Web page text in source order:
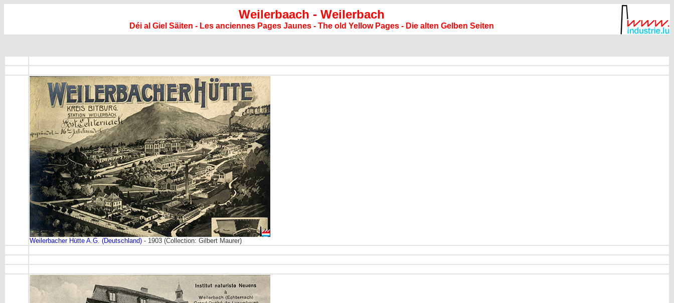
Weilerbaach - Weilerbach
Déi al Giel Säiten - Les anciennes Pages Jaunes - The old Yellow Pages - Die alten Gelben Seiten
Weilerbacher Hütte A.G. (Deutschland) - 1903 (Collection: Gilbert Maurer)